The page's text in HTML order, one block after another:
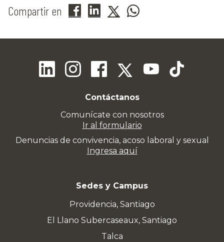
Compartir en
Contáctanos
Comunícate con nosotros
Ir al formulario
Denuncias de convivencia, acoso laboral y sexual
Ingresa aquí
Sedes y Campus
Providencia, Santiago
El Llano Subercaseaux, Santiago
Talca